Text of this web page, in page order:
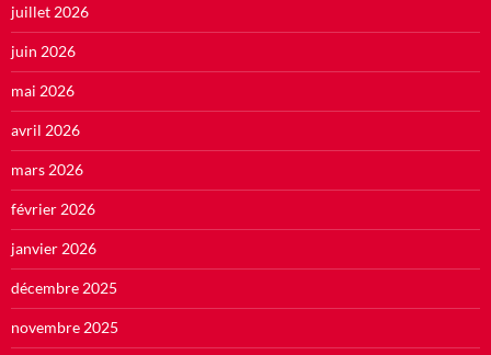
juillet 2026
juin 2026
mai 2026
avril 2026
mars 2026
février 2026
janvier 2026
décembre 2025
novembre 2025